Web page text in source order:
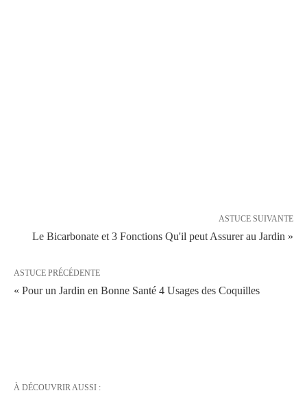
ASTUCE SUIVANTE
Le Bicarbonate et 3 Fonctions Qu'il peut Assurer au Jardin »
ASTUCE PRÉCÉDENTE
« Pour un Jardin en Bonne Santé 4 Usages des Coquilles
À DÉCOUVRIR AUSSI :